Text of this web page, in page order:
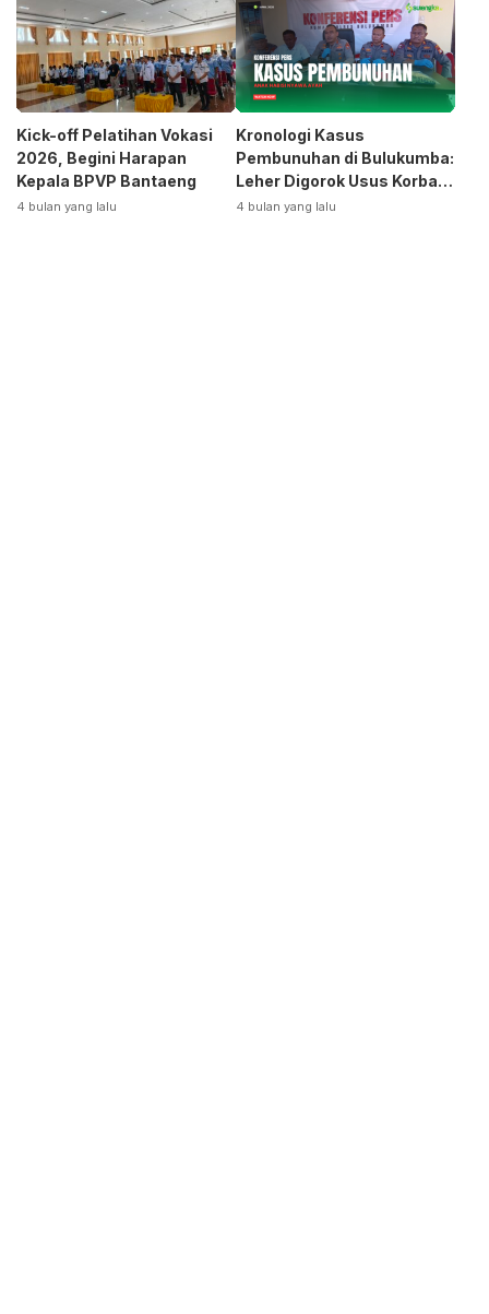
Kick-off Pelatihan Vokasi
2026, Begini Harapan
Kepala BPVP Bantaeng
4 bulan yang lalu
Kronologi Kasus
Pembunuhan di Bulukumba:
Leher Digorok Usus Korban
Dikeluarkan
4 bulan yang lalu